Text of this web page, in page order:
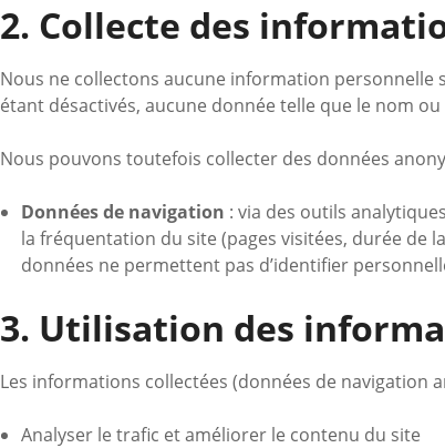
2. Collecte des
Nous ne collectons aucune information personnelle
étant désactivés, aucune donnée telle que le nom ou
Nous pouvons toutefois collecter des données
Données de navigation : via des outils
la fréquentation du site (pages visitées, durée de
données ne permettent pas d’identifier
3. Utilisation des
Les informations collectées (données de navigation
Analyser le trafic et améliorer le contenu du site